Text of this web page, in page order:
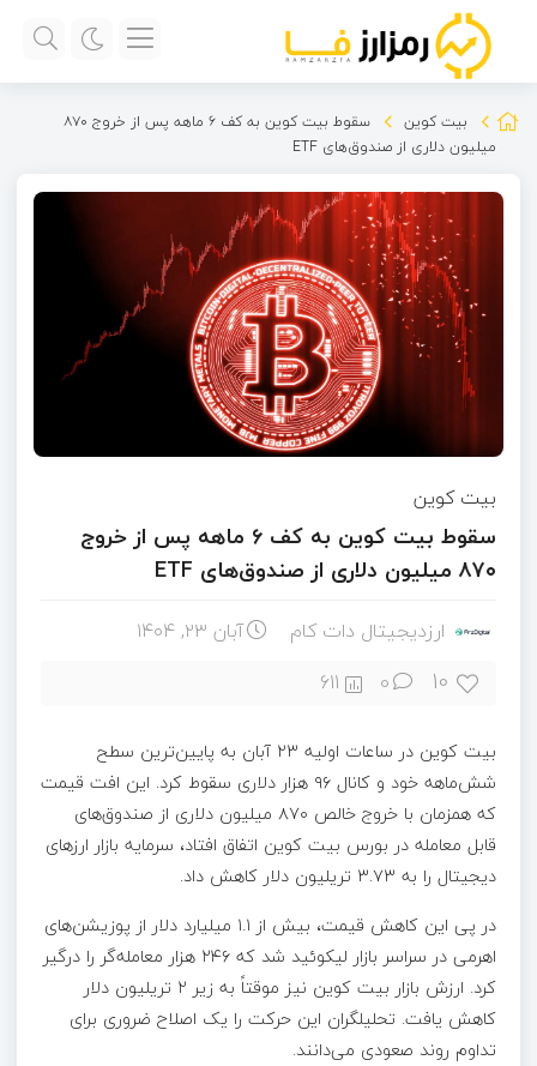
بیت کوین
سقوط بیت کوین به کف ۶‌ ماهه پس از خروج ۸۷۰
میلیون دلاری از صندوق‌های ETF
بیت کوین
سقوط بیت کوین به کف ۶‌ ماهه پس از خروج
۸۷۰ میلیون دلاری از صندوق‌های ETF
ارزدیجیتال دات کام آبان ۲۳, ۱۴۰۴
10
0
611
بیت کوین در ساعات اولیه ۲۳ آبان به پایین‌ترین سطح
شش‌ماهه خود و کانال ۹۶ هزار دلاری سقوط کرد. این افت قیمت
که همزمان با خروج خالص ۸۷۰ میلیون دلاری از صندوق‌های
قابل معامله در بورس بیت کوین اتفاق افتاد، سرمایه بازار ارزهای
دیجیتال را به ۳.۷۳ تریلیون دلار کاهش داد.
در پی این کاهش قیمت، بیش از ۱.۱ میلیارد دلار از پوزیشن‌های
اهرمی در سراسر بازار لیکوئید شد که ۲۴۶ هزار معامله‌گر را درگیر
کرد. ارزش بازار بیت کوین نیز موقتاً به زیر ۲ تریلیون دلار
کاهش یافت. تحلیلگران این حرکت را یک اصلاح ضروری برای
تداوم روند صعودی می‌دانند.